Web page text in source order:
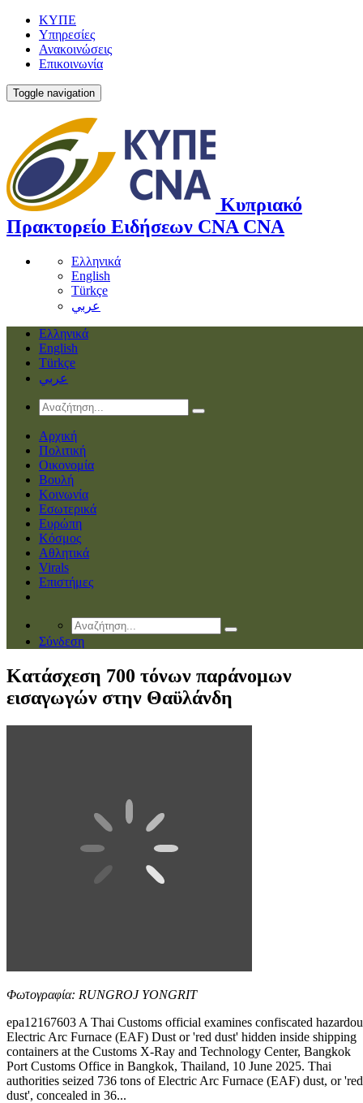
ΚΥΠΕ
Υπηρεσίες
Ανακοινώσεις
Επικοινωνία
Toggle navigation
Κυπριακό
Πρακτορείο Ειδήσεων CNA CNA
Ελληνικά
English
Türkçe
عربي
Ελληνικά
English
Türkçe
عربي
Αρχική
Πολιτική
Οικονομία
Βουλή
Κοινωνία
Εσωτερικά
Ευρώπη
Κόσμος
Αθλητικά
Virals
Επιστήμες
Σύνδεση
Κατάσχεση 700 τόνων παράνομων
εισαγωγών στην Θαϋλάνδη
Φωτογραφία: RUNGROJ YONGRIT
epa12167603 A Thai Customs official examines confiscated
Electric Arc Furnace (EAF) Dust or 'red dust' hidden inside shipping
containers at the Customs X-Ray and Technology Center, Bangkok
Port Customs Office in Bangkok, Thailand, 10 June 2025. Thai
authorities seized 736 tons of Electric Arc Furnace (EAF) dust, or 'red
dust', concealed in 36...